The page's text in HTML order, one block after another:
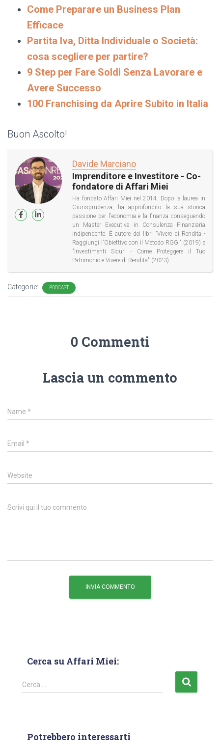
Come Preparare un Business Plan
Efficace
Partita Iva, Ditta Individuale o Società:
cosa scegliere per partire?
9 Step per Fare Soldi Senza Lavorare e
Avere Successo
100 Franchising da Aprire Subito in Italia
Buon Ascolto!
Davide Marciano
Imprenditore e Investitore - Co-
fondatore di Affari Miei
Ha fondato Affari Miei nel 2014. Dopo la laurea in
Giurisprudenza, ha approfondito la sua storica
passione per l'economia e la finanza conseguendo
un Master Executive in Consulenza Finanziaria
Indipendente. É autore dei libri "Vivere di Rendita -
Raggiungi l'Obiettivo con il Metodo RGGI" (2019) e
"Investimenti Sicuri - Come Proteggere il Tuo
Patrimonio e Vivere di Rendita" (2023).
Categorie: PODCAST
0 Commenti
Lascia un commento
Name *
Email *
Website
Scrivi qui il tuo commento
Cerca su Affari Miei:
Cerca …
Potrebbero interessarti